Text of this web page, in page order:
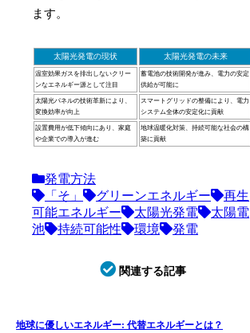
ます。
太陽光発電の現状 太陽光発電の未来
温室効果ガスを排出しないクリー
ンなエネルギー源として注目
蓄電池の技術開発が進み、電力の安定
供給が可能に
太陽光パネルの技術革新により、
変換効率が向上
スマートグリッドの整備により、電力
システム全体の安定化に貢献
設置費用が低下傾向にあり、家庭
や企業での導入が進む
地球温暖化対策、持続可能な社会の構
築に貢献
発電方法
「そ」
グリーンエネルギー
再生
可能エネルギー
太陽光発電
太陽電
池
持続可能性 環境 発電
関連する記事
地球に優しいエネルギー: 代替エネルギーとは？